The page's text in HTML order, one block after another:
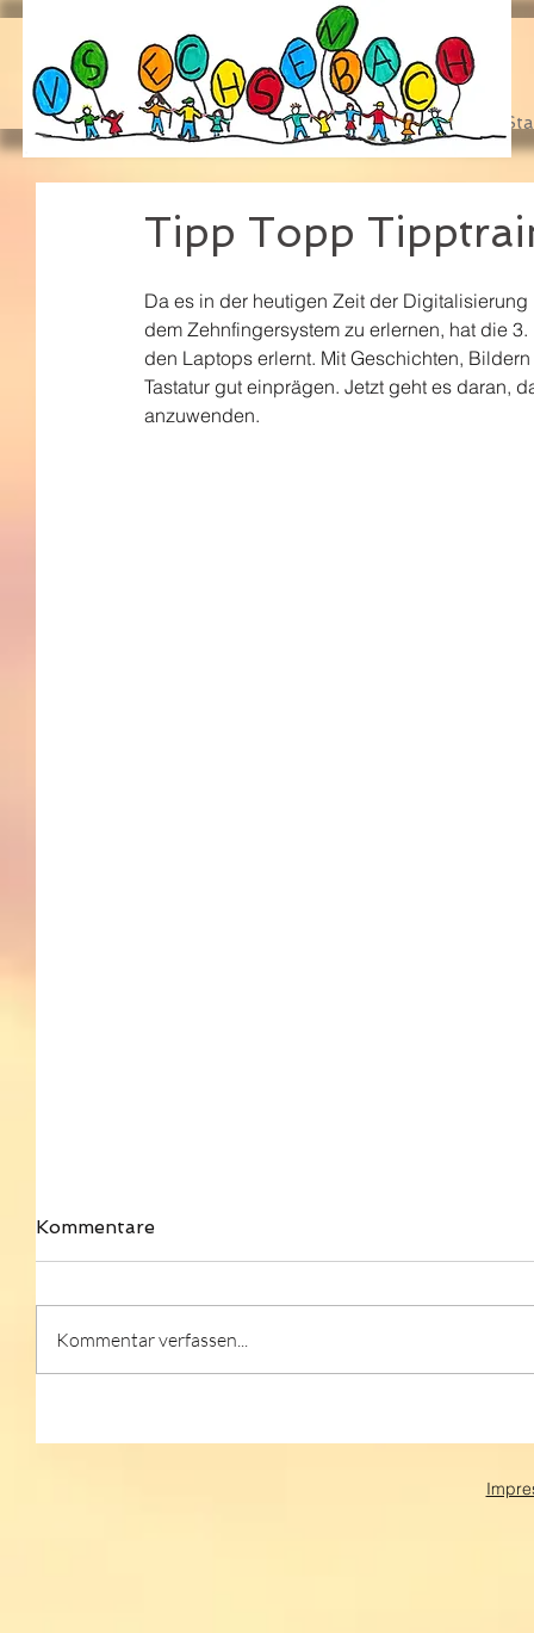
Tipp Topp
Da es in der heutigen Zeit der
dem Zehnfingersystem zu erlernen, hat die
den Laptops erlernt. Mit Geschichten,
Tastatur gut einprägen. Jetzt geht es daran,
anzuwenden.
Kommentare
Kommentar verfassen...